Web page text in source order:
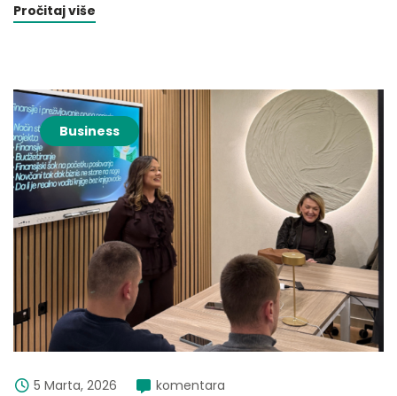
Pročitaj više
Business
5 Marta, 2026 komentara